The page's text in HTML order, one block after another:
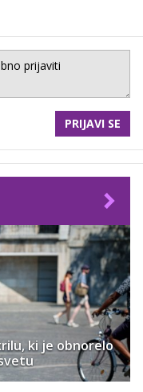
PRIJAVI SE
ki je obnorelo